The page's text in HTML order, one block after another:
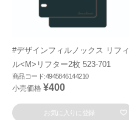
#デザインフィルノックス リフィ
ル<M>リフター2枚 523-701
商品コード:4945846144210
小売価格 ¥400
お気に入りに登録